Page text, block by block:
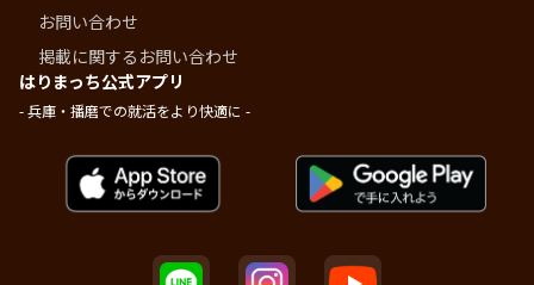
お問い合わせ
掲載に関するお問い合わせ
はりまっち公式アプリ
- 兵庫・播磨での就活をより快適に -